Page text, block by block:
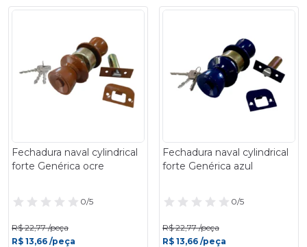
Fechadura naval cylindrical
forte Genérica ocre
0/5
R$ 22,77 /peça
R$ 13,66 /peça
Fechadura naval cylindrical
forte Genérica azul
0/5
R$ 22,77 /peça
R$ 13,66 /peça